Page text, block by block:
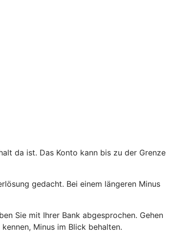
da ist. Das Konto kann bis zu der Grenze
gedacht. Bei einem längeren Minus
Sie mit Ihrer Bank abgesprochen. Gehen
Minus im Blick behalten.